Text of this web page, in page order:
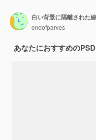
白い背景に隔離された
endofparves
あなたにおすすめのPSD